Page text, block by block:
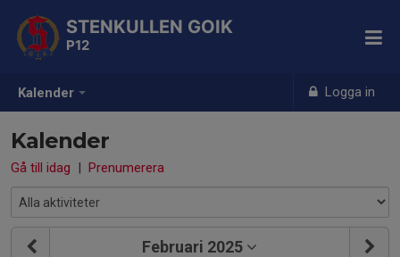
Kalender Logga in
STENKULLEN GOIK
P12
Kalender
Gå till idag | Prenumerera
Februari 2025